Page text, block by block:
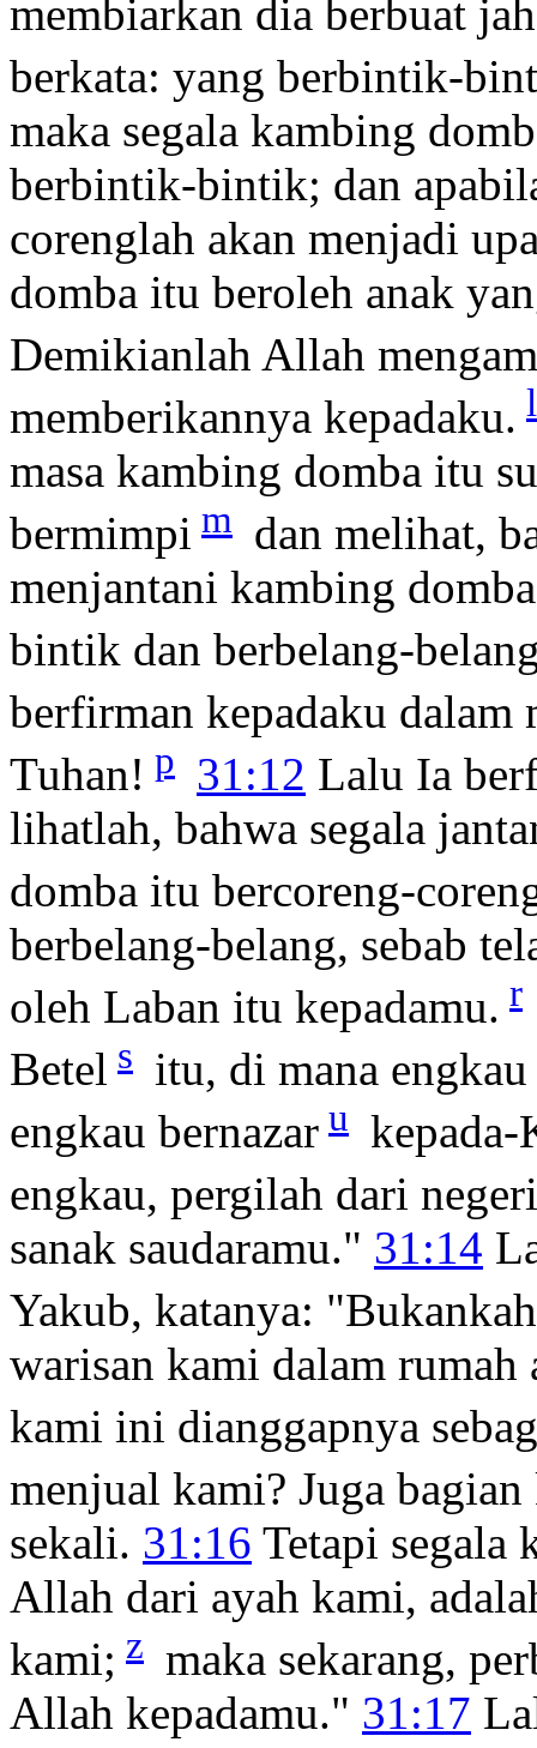
membiarkan dia berbuat
berkata: yang berbintik-
maka segala kambing
berbintik-bintik; dan
corenglah akan menjadi
domba itu beroleh anak
Demikianlah Allah
memberikannya kepadaku. l
masa kambing domba itu
bermimpi m dan melihat,
menjantani kambing
bintik dan berbelang-
berfirman kepadaku dalam
Tuhan! p 31:12 Lalu Ia
lihatlah, bahwa segala
domba itu bercoreng-
berbelang-belang, sebab
oleh Laban itu kepadamu. r
Betel s itu, di mana
engkau bernazar u kepada-
engkau, pergilah dari
sanak saudaramu." 31:14
Yakub, katanya:
warisan kami dalam
kami ini dianggapnya
menjual kami? Juga
sekali. 31:16 Tetapi segala
Allah dari ayah kami,
kami; z maka sekarang,
Allah kepadamu." 31:17